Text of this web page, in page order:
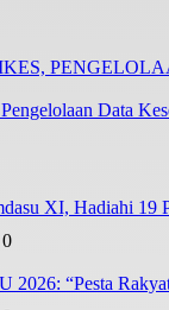
Data
XI, Hadiahi 19
0
2026: “Pesta